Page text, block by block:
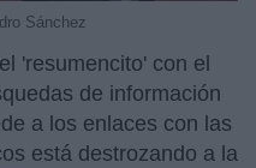
Sánchez
'resumencito' con el
de información
a los enlaces con las
está destrozando a la